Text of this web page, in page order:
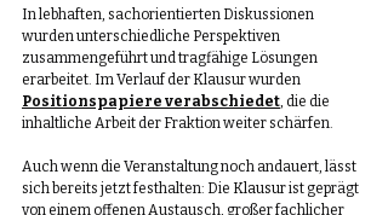
In lebhaften, sachorientierten Diskussionen
wurden unterschiedliche Perspektiven
zusammengeführt und tragfähige Lösungen
erarbeitet. Im Verlauf der Klausur wurden
Positionspapiere verabschiedet, die die
inhaltliche Arbeit der Fraktion weiter schärfen.
Auch wenn die Veranstaltung noch andauert, lässt
sich bereits jetzt festhalten: Die Klausur ist geprägt
von einem offenen Austausch, großer fachlicher